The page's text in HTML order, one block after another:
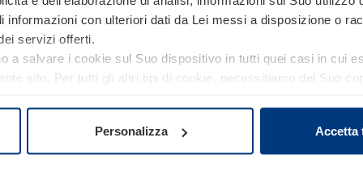
informazioni con ulteriori dati da Lei messi a disposizione o
servizi offerti.
a salvare i cookie sul Suo dispositivo in tutti quei casi in cui
sito. Per tutti gli altri tipi di cookie, necessitiamo del Suo
Personalizza Accetta
automatici con attuatore elettromeccanico integrato
Altezza: 600 mm